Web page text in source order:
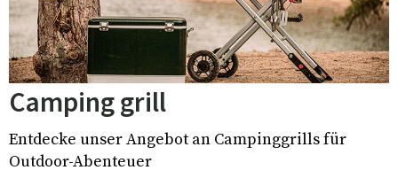
Camping grill
Entdecke unser Angebot an Campinggrills für
Outdoor-Abenteuer